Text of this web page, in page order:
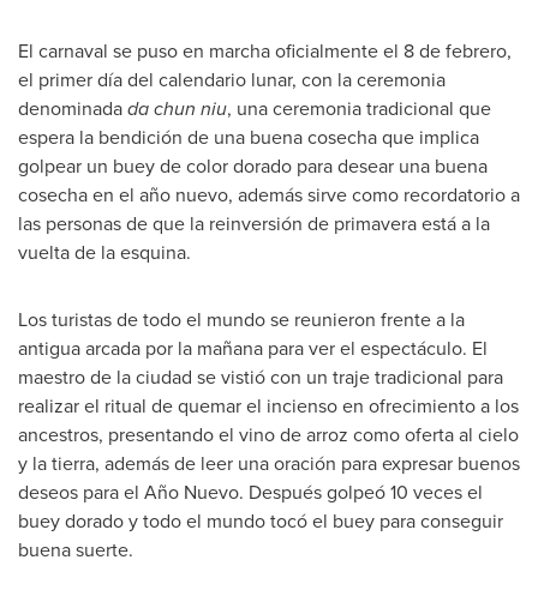
El carnaval se puso en marcha oficialmente el 8 de febrero,
el primer día del calendario lunar, con la ceremonia
denominadada chun niu, una ceremonia tradicional que
espera la bendición de una buena cosecha que implica
golpear un buey de color dorado para desear una buena
cosecha en el año nuevo, además sirve como recordatorio a
las personas de que la reinversión de primavera está a la
vuelta de la esquina.
Los turistas de todo el mundo se reunieron frente a la
antigua arcada por la mañana para ver el espectáculo. El
maestro de la ciudad se vistió con un traje tradicional para
realizar el ritual de quemar el incienso en ofrecimiento a los
ancestros, presentando el vino de arroz como oferta al cielo
y la tierra, además de leer una oración para expresar buenos
deseos para el Año Nuevo. Después golpeó 10 veces el
buey dorado y todo el mundo tocó el buey para conseguir
buena suerte.